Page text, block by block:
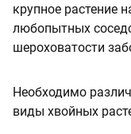
крупное растение
любопытных
шероховатости
Необходимо
виды хвойных